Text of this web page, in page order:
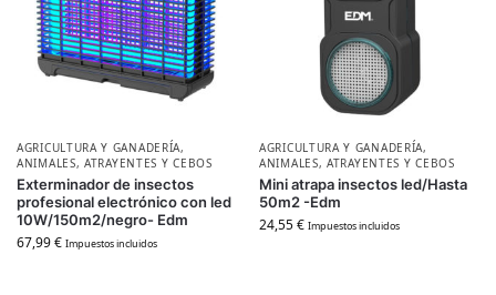
AGRICULTURA Y GANADERÍA,
ANIMALES,ATRAYENTES Y CEBOS
Exterminador de insectos
profesional electrónico con led
10W/150m2/negro- Edm
67,99€ Impuestos incluidos
AGRICULTURA Y GANADERÍA,
ANIMALES,ATRAYENTES Y CEBOS
Mini atrapa insectos led/Hasta
50m2 -Edm
24,55€ Impuestos incluidos